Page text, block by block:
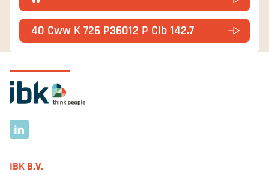
40 Cww K 726 P36012 P Clb 142.7
Ga naar homepage
LinkedIn
IBK B.V.